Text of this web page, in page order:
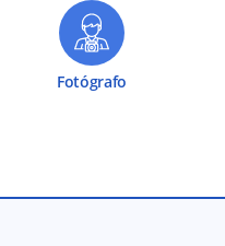
Fotógrafo